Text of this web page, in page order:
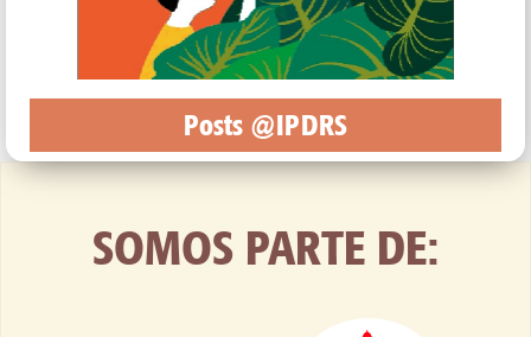
Posts @IPDRS
SOMOS PARTE DE: